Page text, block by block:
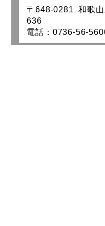
〒648-0281 和歌山
636
電話：0736-56-